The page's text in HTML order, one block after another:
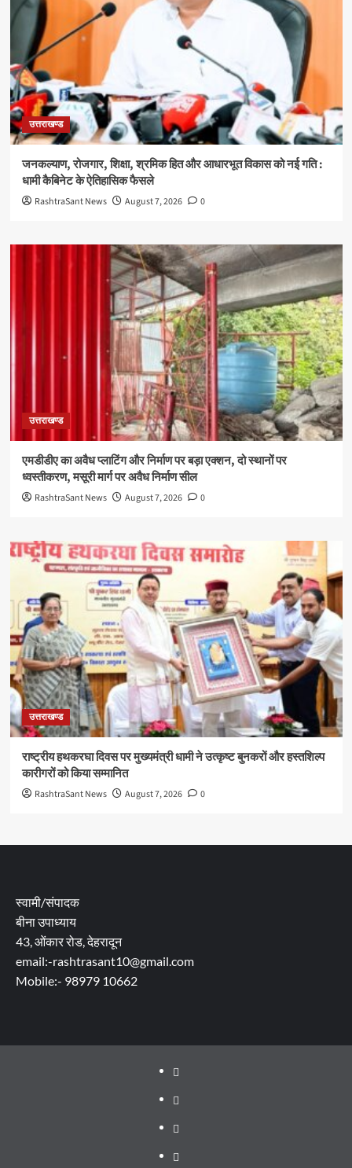
उत्तराखण्ड
जनकल्याण, रोजगार, शिक्षा, श्रमिक हित और आधारभूत विकास को नई गति :
धामी कैबिनेट के ऐतिहासिक फैसले
RashtraSant News August 7, 2026 0
उत्तराखण्ड
एमडीडीए का अवैध प्लाटिंग और निर्माण पर बड़ा एक्शन, दो स्थानों पर
ध्वस्तीकरण, मसूरी मार्ग पर अवैध निर्माण सील
RashtraSant News August 7, 2026 0
उत्तराखण्ड
राष्ट्रीय हथकरघा दिवस पर मुख्यमंत्री धामी ने उत्कृष्ट बुनकरों और हस्तशिल्प
कारीगरों को किया सम्मानित
RashtraSant News August 7, 2026 0
स्वामी/संपादक
बीना उपाध्याय
43, ओंकार रोड, देहरादून
email:-rashtrasant10@gmail.com
Mobile:- 98979 10662
About
WEB
SERIES
TO
Dehradun
Smart
Life